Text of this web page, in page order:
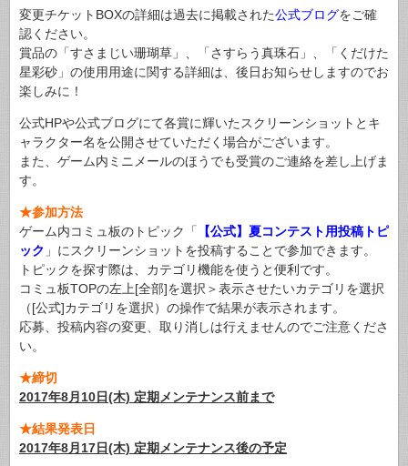
変更チケットBOXの詳細は過去に掲載された公式ブログをご確
認ください。
賞品の「すさまじい珊瑚草」、「さすらう真珠石」、「くだけた
星彩砂」の使用用途に関する詳細は、後日お知らせしますのでお
楽しみに！
公式HPや公式ブログにて各賞に輝いたスクリーンショットとキ
ャラクター名を公開させていただく場合がございます。
また、ゲーム内ミニメールのほうでも受賞のご連絡を差し上げま
す。
★参加方法
ゲーム内コミュ板のトピック「
【公式】夏コンテスト用投稿トピ
ック 」にスクリーンショットを投稿することで参加できます。
トピックを探す際は、カテゴリ機能を使うと便利です。
コミュ板TOPの左上[全部]を選択＞表示させたいカテゴリを選択
（[公式]カテゴリを選択）の操作で結果が表示されます。
応募、投稿内容の変更、取り消しは行えませんのでご注意くださ
い。
★締切
2017年8月10日(木) 定期メンテナンス前まで
★結果発表日
2017年8月17日(木) 定期メンテナンス後の予定